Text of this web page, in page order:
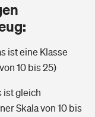
im Alter?
ist eine Klasse
10 bis 25)
ist gleich
Skala von 10 bis